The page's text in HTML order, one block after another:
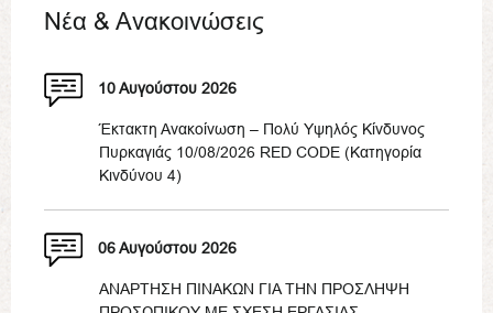
Νέα & Ανακοινώσεις
10 Αυγούστου 2026
Έκτακτη Ανακοίνωση – Πολύ Υψηλός Κίνδυνος
Πυρκαγιάς 10/08/2026 RED CODE (Κατηγορία
Κινδύνου 4)
06 Αυγούστου 2026
ΑΝΑΡΤΗΣΗ ΠΙΝΑΚΩΝ ΓΙΑ ΤΗΝ ΠΡΟΣΛΗΨΗ